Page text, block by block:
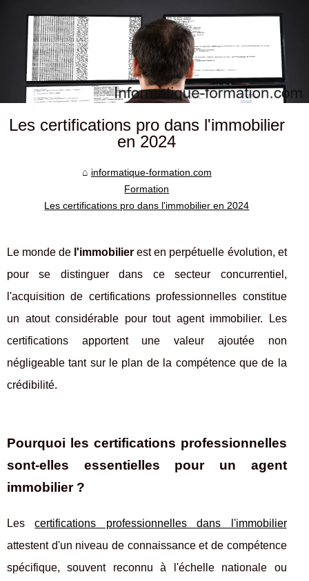
Les certifications pro dans l'immobilier
en 2024
informatique-formation.com
Formation
Les certifications pro dans l'immobilier en 2024
Le monde de l'immobilier est en perpétuelle évolution, et
pour se distinguer dans ce secteur concurrentiel,
l'acquisition de certifications professionnelles constitue
un atout considérable pour tout agent immobilier. Les
certifications apportent une valeur ajoutée non
négligeable tant sur le plan de la compétence que de la
crédibilité.
Pourquoi les certifications professionnelles
sont-elles essentielles pour un agent
immobilier ?
Lescertifications professionnelles dans l'immobilier
attestent d'un niveau de connaissance et de compétence
spécifique, souvent reconnu à l'échelle nationale ou